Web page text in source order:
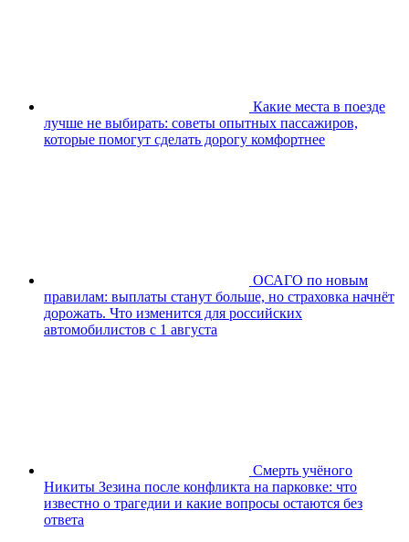
Какие места в поезде
лучше не выбирать: советы опытных пассажиров,
которые помогут сделать дорогу комфортнее
ОСАГО по новым
правилам: выплаты станут больше, но страховка начнёт
дорожать. Что изменится для российских
автомобилистов с 1 августа
Смерть учёного
Никиты Зезина после конфликта на парковке: что
известно о трагедии и какие вопросы остаются без
ответа